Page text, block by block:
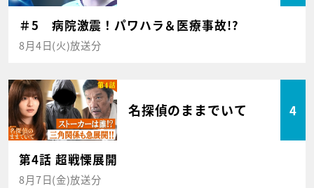
＃5 病院激震！パワハラ＆医療事故!?
8月4日(火)放送分
名探偵のままでいて 4
第4話 超戦慄展開
8月7日(金)放送分